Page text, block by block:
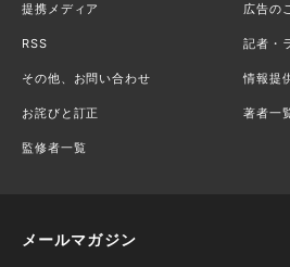
提携メディア 広告の
RSS 記者・
その他、お問い合わせ 情報提
お詫びと訂正 著者一
監修者一覧
メールマガジン